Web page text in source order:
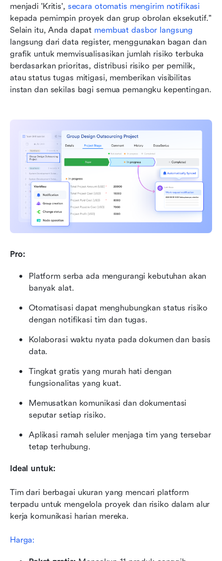
menjadi 'Kritis', secara otomatis mengirim notifikasi
kepada pemimpin proyek dan grup obrolan eksekutif."
Selain itu, Anda dapat membuat dasbor langsung
langsung dari data register, menggunakan bagan dan
grafik untuk memvisualisasikan jumlah risiko terbuka
berdasarkan prioritas, distribusi risiko per pemilik,
atau status tugas mitigasi, memberikan visibilitas
instan dan sekilas bagi semua pemangku kepentingan.
Pro:
Platform serba ada mengurangi kebutuhan akan
banyak alat.
Otomatisasi dapat menghubungkan status risiko
dengan notifikasi tim dan tugas.
Kolaborasi waktu nyata pada dokumen dan basis
data.
Tingkat gratis yang murah hati dengan
fungsionalitas yang kuat.
Memusatkan komunikasi dan dokumentasi
seputar setiap risiko.
Aplikasi ramah seluler menjaga tim yang tersebar
tetap terhubung.
Ideal untuk:
Tim dari berbagai ukuran yang mencari platform
terpadu untuk mengelola proyek dan risiko dalam alur
kerja komunikasi harian mereka.
Harga: